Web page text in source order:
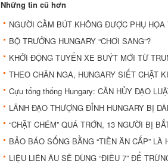
Những tin cũ hơn
NGƯỜI CẦM BÚT KHÔNG ĐƯỢC PHỤ HỌA
BỘ TRƯỞNG HUNGARY “CHƠI SANG”?
KHỞI ĐỘNG TUYẾN XE BUÝT MỚI TỪ
THEO CHÂN NGA, HUNGARY SIẾT CHẶT
Cựu tổng thống Hungary: CẦN HỦY ĐẠO
LÃNH ĐẠO THƯỢNG ĐỈNH HUNGARY BỊ
“CHẶT CHÉM” QUÁ TRỚN, 13 NGƯỜI BỊ
BẢO BÁO SỐNG BẰNG “TIỀN ĂN CẮP” LÀ
LIỆU LIÊN ÂU SẼ DÙNG “ĐIỀU 7” ĐỂ